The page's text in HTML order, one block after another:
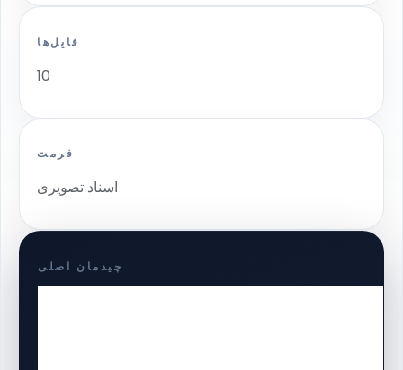
فایل‌ها
10
فرمت
اسناد تصویری
چیدمان اصلی